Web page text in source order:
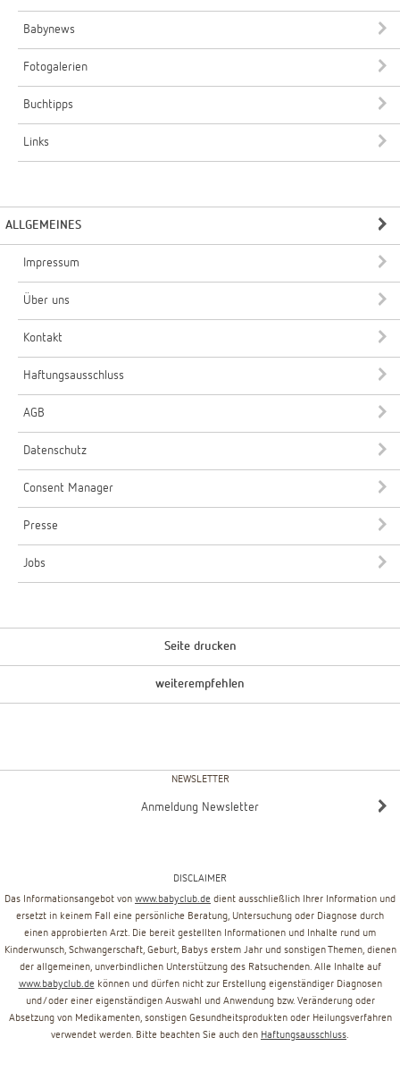
Babynews
Fotogalerien
Buchtipps
Links
ALLGEMEINES
Impressum
Über uns
Kontakt
Haftungsausschluss
AGB
Datenschutz
Consent Manager
Presse
Jobs
Seite drucken
weiterempfehlen
NEWSLETTER
Anmeldung Newsletter
DISCLAIMER
Das Informationsangebot von www.babyclub.de dient ausschließlich Ihrer Information und
ersetzt in keinem Fall eine persönliche Beratung, Untersuchung oder Diagnose durch
einen approbierten Arzt. Die bereit gestellten Informationen und Inhalte rund um
Kinderwunsch, Schwangerschaft, Geburt, Babys erstem Jahr und sonstigen Themen, dienen
der allgemeinen, unverbindlichen Unterstützung des Ratsuchenden. Alle Inhalte auf
www.babyclub.de können und dürfen nicht zur Erstellung eigenständiger Diagnosen
und/oder einer eigenständigen Auswahl und Anwendung bzw. Veränderung oder
Absetzung von Medikamenten, sonstigen Gesundheitsprodukten oder Heilungsverfahren
verwendet werden. Bitte beachten Sie auch den Haftungsausschluss.